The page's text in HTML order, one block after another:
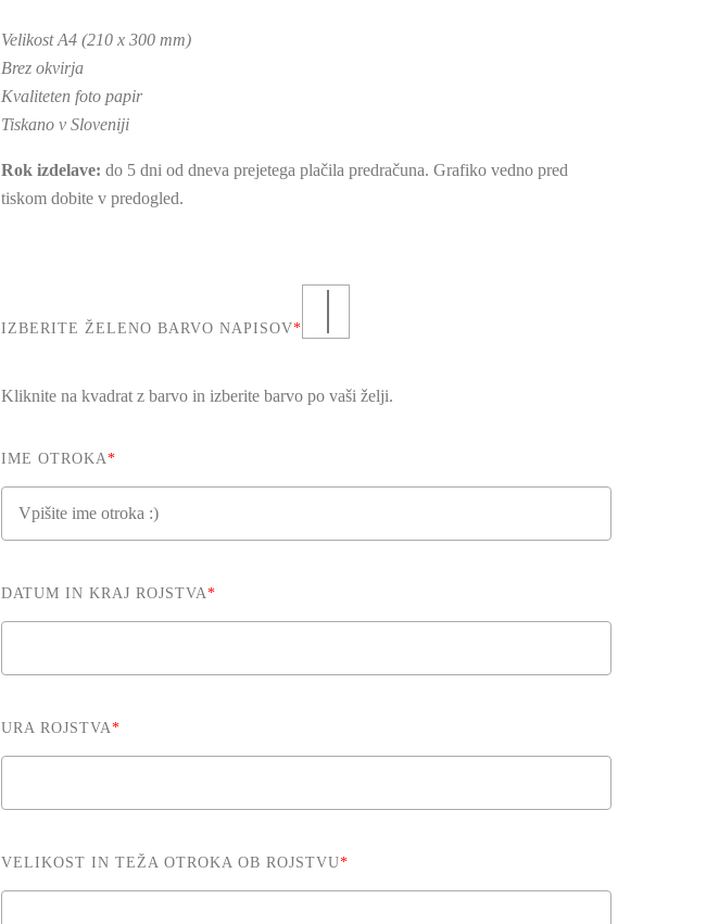
Velikost A4 (210 x 300 mm)
Brez okvirja
Kvaliteten foto papir
Tiskano v Sloveniji
Rok izdelave: do 5 dni od dneva prejetega plačila predračuna. Grafiko vedno pred
tiskom dobite v predogled.
IZBERITE ŽELENO BARVO NAPISOV*
Kliknite na kvadrat z barvo in izberite barvo po vaši želji.
IME OTROKA*
DATUM IN KRAJ ROJSTVA*
URA ROJSTVA*
VELIKOST IN TEŽA OTROKA OB ROJSTVU*